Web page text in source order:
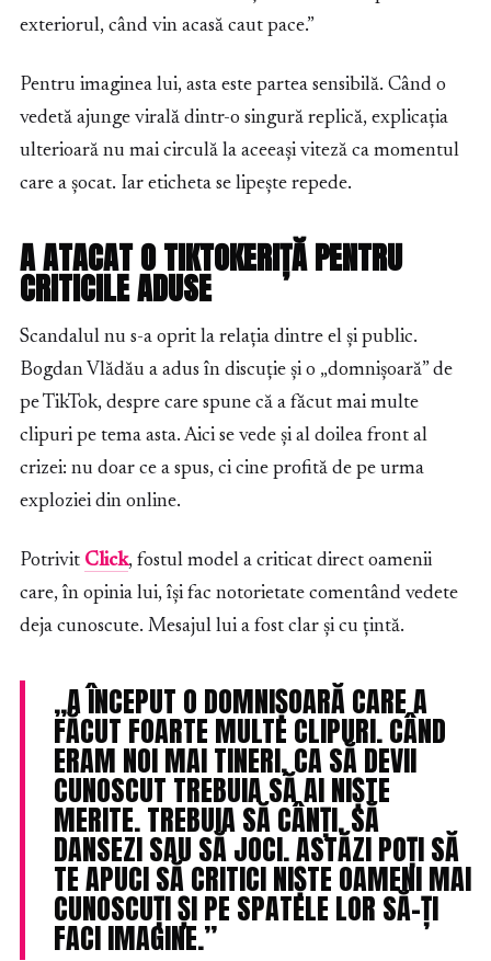
exteriorul, când vin acasă caut pace.”
Pentru imaginea lui, asta este partea sensibilă. Când o
vedetă ajunge virală dintr-o singură replică, explicația
ulterioară nu mai circulă la aceeași viteză ca momentul
care a șocat. Iar eticheta se lipește repede.
A ATACAT O TIKTOKERIȚĂ PENTRU
CRITICILE ADUSE
Scandalul nu s-a oprit la relația dintre el și public.
Bogdan Vlădău a adus în discuție și o „domnișoară” de
pe TikTok, despre care spune că a făcut mai multe
clipuri pe tema asta. Aici se vede și al doilea front al
crizei: nu doar ce a spus, ci cine profită de pe urma
exploziei din online.
Potrivit Click, fostul model a criticat direct oamenii
care, în opinia lui, își fac notorietate comentând vedete
deja cunoscute. Mesajul lui a fost clar și cu țintă.
„A ÎNCEPUT O DOMNIȘOARĂ CARE A
FĂCUT FOARTE MULTE CLIPURI. CÂND
ERAM NOI MAI TINERI, CA SĂ DEVII
CUNOSCUT TREBUIA SĂ AI NIȘTE
MERITE. TREBUIA SĂ CÂNȚI, SĂ
DANSEZI SAU SĂ JOCI. ASTĂZI POȚI SĂ
TE APUCI SĂ CRITICI NIȘTE OAMENI MAI
CUNOSCUȚI ȘI PE SPATELE LOR SĂ-ȚI
FACI IMAGINE.”